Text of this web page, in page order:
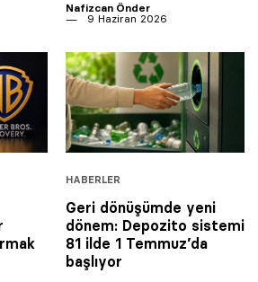
Nafizcan Önder
9 Haziran 2026
HABERLER
Geri dönüşümde yeni
dönem: Depozito sistemi
81 ilde 1 Temmuz’da
başlıyor